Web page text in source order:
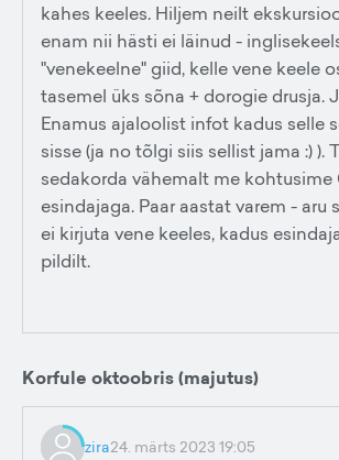
kahes keeles. Hiljem neilt
enam nii hästi ei läinud -
"venekeelne" giid, kelle vene keele
tasemel üks sõna + dorogie drusja.
Enamus ajaloolist infot kadus selle
sisse (ja no tõlgi siis sellist jama :) ).
sedakorda vähemalt me kohtusime
esindajaga. Paar aastat varem - aru
ei kirjuta vene keeles, kadus
pildilt.
Korfule oktoobris (majutus)
zira24. märts 2023 19:05